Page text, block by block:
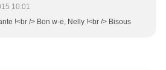
10:01
!<br /> Bon w-e, Nelly !<br /> Bisous